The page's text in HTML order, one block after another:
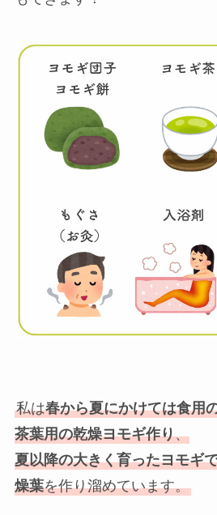
私は春から夏にかけては食用
茶葉用の乾燥ヨモギ作り、
夏以降の大きく育ったヨモギ
燥葉を作り溜めています。